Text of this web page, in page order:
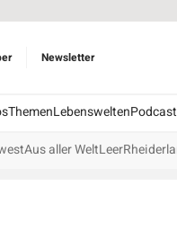
Newsletter
ThemenLebenswelten
Aus aller WeltLeer